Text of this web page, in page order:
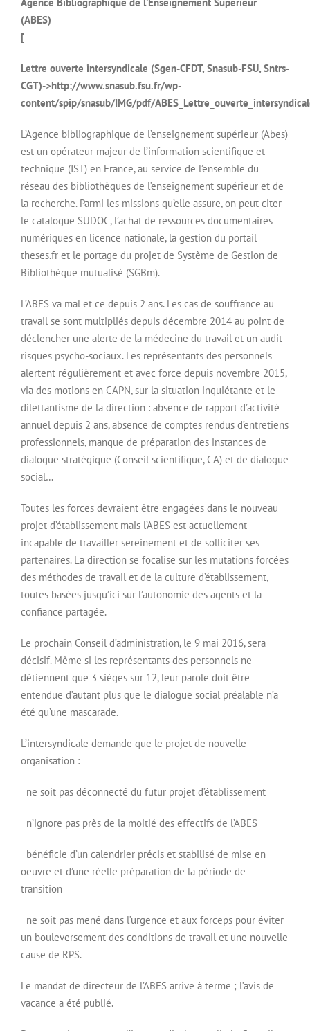
(ABES)
[
Lettre ouverte intersyndicale (Sgen-CFDT, Snasub-FSU, Sntrs-
CGT)->http://www.snasub.fsu.fr/wp-
content/spip/snasub/IMG/pdf/
L’Agence bibliographique de l’enseignement supérieur (Abes)
est un opérateur majeur de l’information scientifique et
technique (IST) en France, au service de l’ensemble du
réseau des bibliothèques de l’enseignement supérieur et de
la recherche. Parmi les missions qu’elle assure, on peut citer
le catalogue SUDOC, l’achat de ressources documentaires
numériques en licence nationale, la gestion du portail
theses.fr et le portage du projet de Système de Gestion de
Bibliothèque mutualisé (SGBm).
L’ABES va mal et ce depuis 2 ans. Les cas de souffrance au
travail se sont multipliés depuis décembre 2014 au point de
déclencher une alerte de la médecine du travail et un audit
risques psycho-sociaux. Les représentants des personnels
alertent régulièrement et avec force depuis novembre 2015,
via des motions en CAPN, sur la situation inquiétante et le
dilettantisme de la direction : absence de rapport d’activité
annuel depuis 2 ans, absence de comptes rendus d’entretiens
professionnels, manque de préparation des instances de
dialogue stratégique (Conseil scientifique, CA) et de dialogue
social…
Toutes les forces devraient être engagées dans le nouveau
projet d’établissement mais l’ABES est actuellement
incapable de travailler sereinement et de solliciter ses
partenaires. La direction se focalise sur les mutations forcées
des méthodes de travail et de la culture d’établissement,
toutes basées jusqu’ici sur l’autonomie des agents et la
confiance partagée.
Le prochain Conseil d’administration, le 9 mai 2016, sera
décisif. Même si les représentants des personnels ne
détiennent que 3 sièges sur 12, leur parole doit être
entendue d’autant plus que le dialogue social préalable n’a
été qu’une mascarade.
L’intersyndicale demande que le projet de nouvelle
organisation :
ne soit pas déconnecté du futur projet d’établissement
n’ignore pas près de la moitié des effectifs de l’ABES
bénéficie d’un calendrier précis et stabilisé de mise en
oeuvre et d’une réelle préparation de la période de
transition
ne soit pas mené dans l’urgence et aux forceps pour éviter
un bouleversement des conditions de travail et une nouvelle
cause de RPS.
Le mandat de directeur de l’ABES arrive à terme ; l’avis de
vacance a été publié.